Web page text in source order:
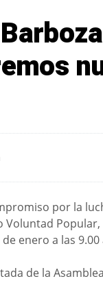
por la
Voluntad
enero a las
de la